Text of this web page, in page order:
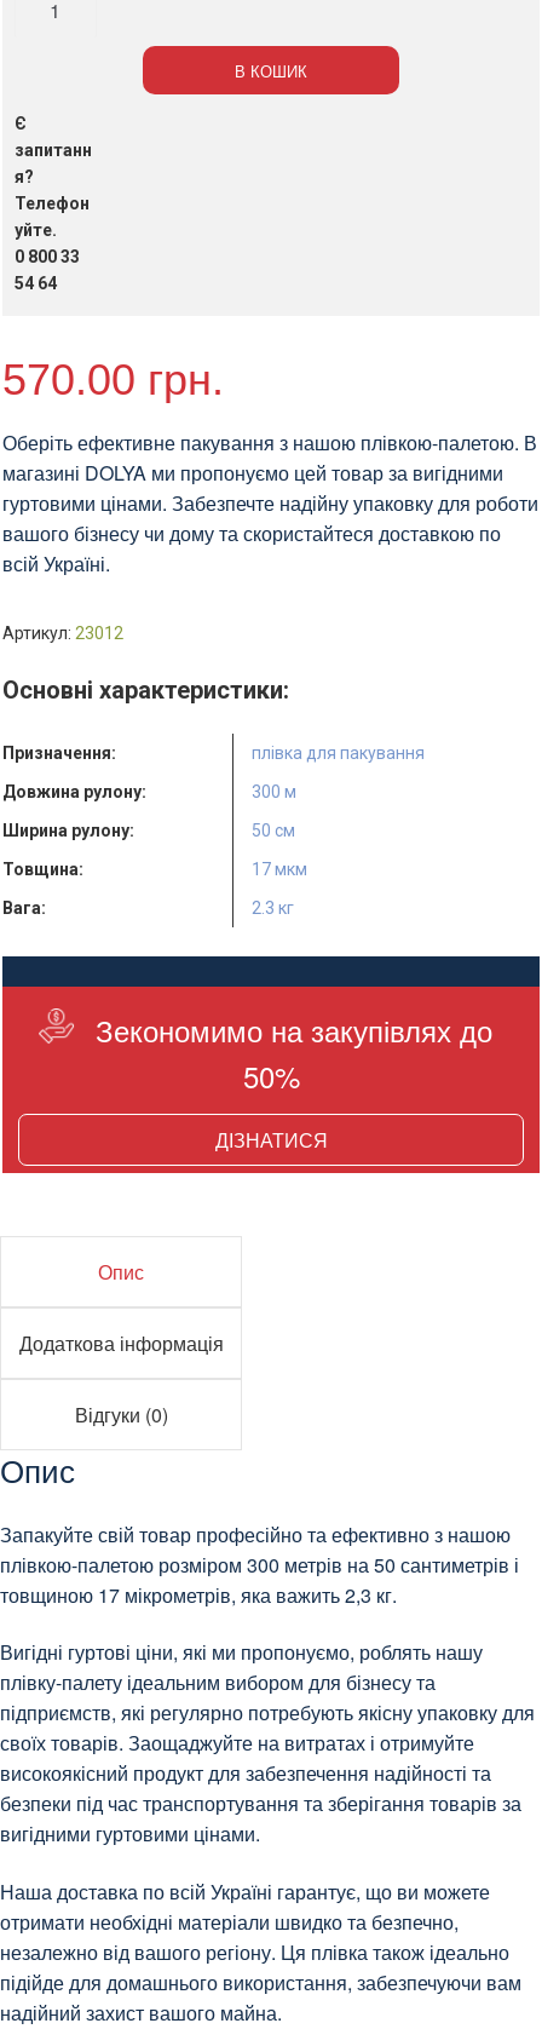
х
50см,
17
мкм
(2,3
кг)
В КОШИК
Є
запитанн
я?
Телефон
уйте.
0 800 33
54 64
570.00 грн.
Оберіть ефективне пакування з нашою плівкою-палетою. В
магазині DOLYA ми пропонуємо цей товар за вигідними
гуртовими цінами. Забезпечте надійну упаковку для роботи
вашого бізнесу чи дому та скористайтеся доставкою по
всій Україні.
Артикул: 23012
Основні характеристики:
Призначення:
плівка для пакування
Довжина рулону:
300 м
Ширина рулону:
50 см
Товщина:
17 мкм
Вага:
2.3 кг
Зекономимо на закупівлях до
50%
ДІЗНАТИСЯ
Опис
Додаткова інформація
Відгуки (0)
Опис
Запакуйте свій товар професійно та ефективно з нашою
плівкою-палетою розміром 300 метрів на 50 сантиметрів і
товщиною 17 мікрометрів, яка важить 2,3 кг.
Вигідні гуртові ціни, які ми пропонуємо, роблять нашу
плівку-палету ідеальним вибором для бізнесу та
підприємств, які регулярно потребують якісну упаковку для
своїх товарів. Заощаджуйте на витратах і отримуйте
високоякісний продукт для забезпечення надійності та
безпеки під час транспортування та зберігання товарів за
вигідними гуртовими цінами.
Наша доставка по всій Україні гарантує, що ви можете
отримати необхідні матеріали швидко та безпечно,
незалежно від вашого регіону. Ця плівка також ідеально
підійде для домашнього використання, забезпечуючи вам
надійний захист вашого майна.